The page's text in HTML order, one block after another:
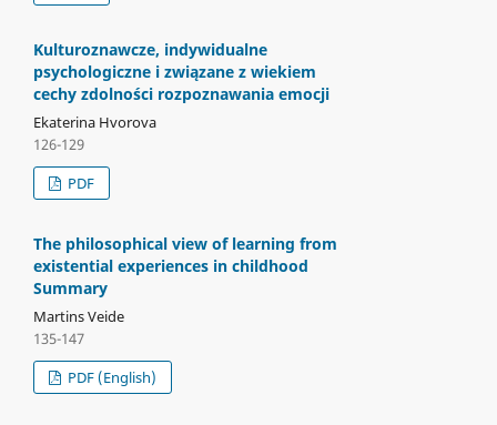
Kulturoznawcze, indywidualne
psychologiczne i związane z wiekiem
cechy zdolności rozpoznawania emocji
Ekaterina Hvorova
126-129
PDF
The philosophical view of learning from
existential experiences in childhood
Summary
Martins Veide
135-147
PDF (English)